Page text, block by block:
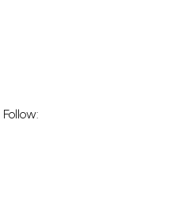
Follow: